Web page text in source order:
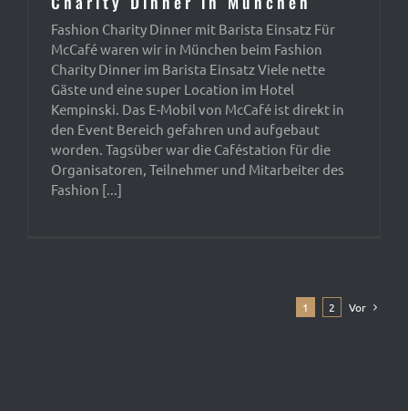
Fashion Charity Dinner mit Barista Einsatz Für
McCafé waren wir in München beim Fashion
Charity Dinner im Barista Einsatz Viele nette
Gäste und eine super Location im Hotel
Kempinski. Das E-Mobil von McCafé ist direkt in
den Event Bereich gefahren und aufgebaut
worden. Tagsüber war die Caféstation für die
Organisatoren, Teilnehmer und Mitarbeiter des
Fashion [...]
1 2 Vor